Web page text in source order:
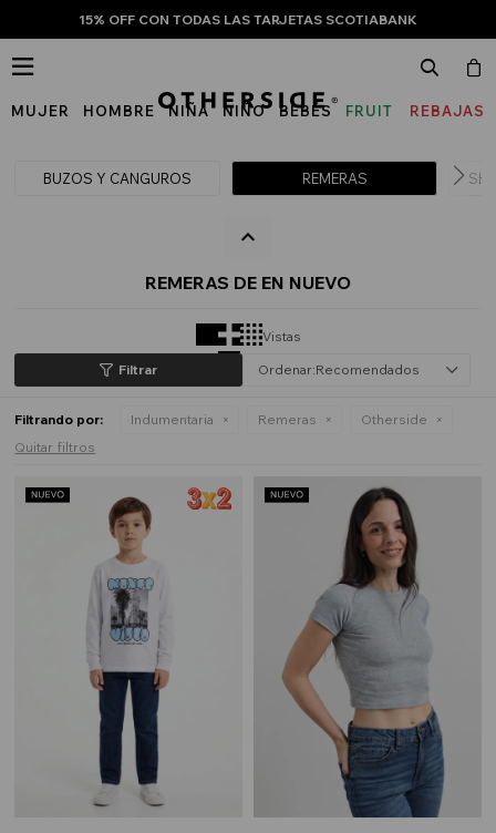
15% OFF CON TODAS LAS TARJETAS SCOTIABANK
MUJER HOMBRE NIÑA NIÑO BEBÉS
FRUIT
THE
REBAJAS

BUZOS Y CANGUROS REMERAS
REMERAS DE EN NUEVO
Vistas
Recomendados
Filtrando por: Indumentaria Remeras
Otherside
Quitar filtros